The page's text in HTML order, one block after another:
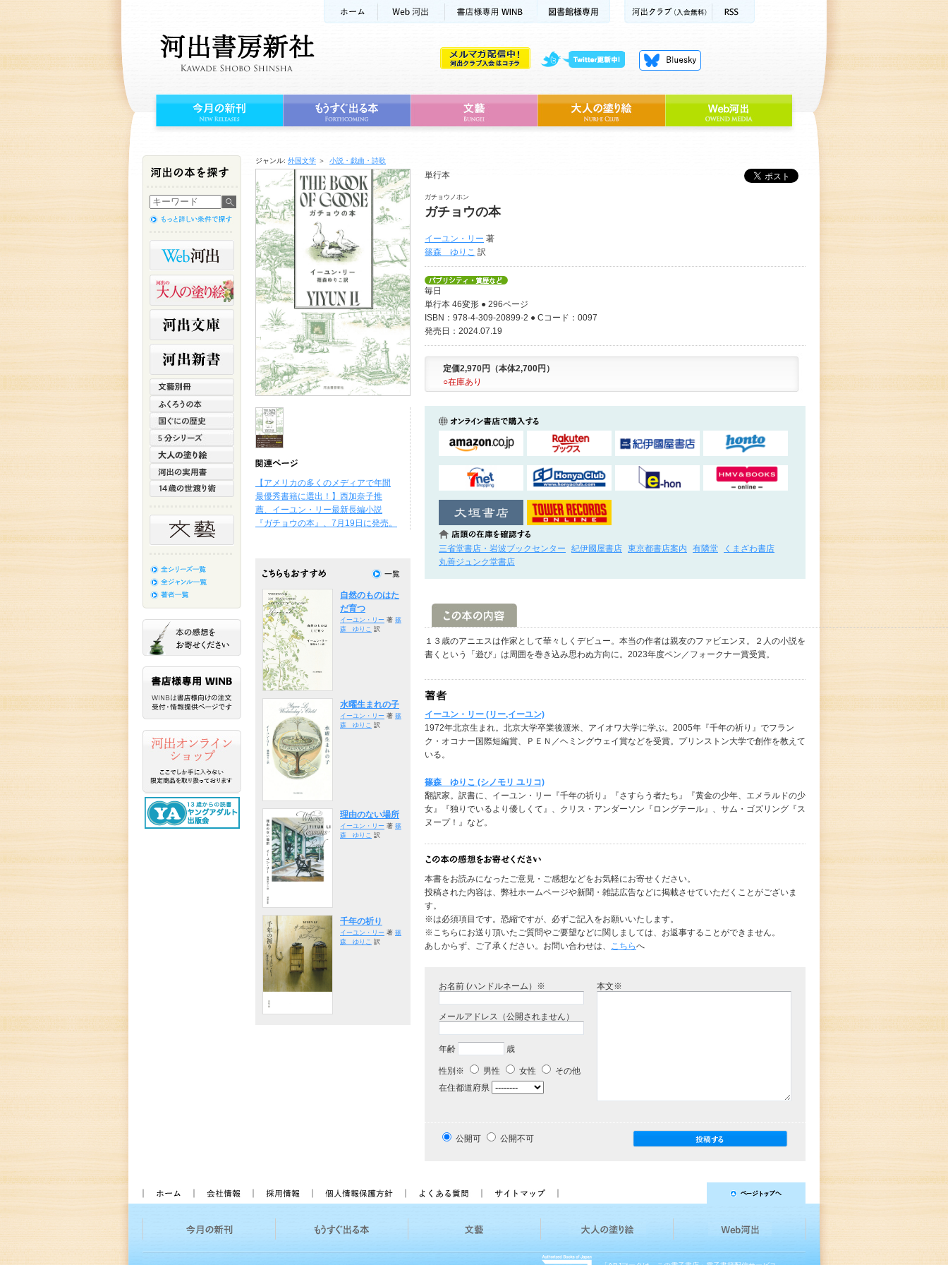
ジャンル: 外国文学 ＞ 小説・戯曲・詩歌
単行本
ガチョウノホン
ガチョウの本
イーユン・リー 著
篠森 ゆりこ 訳
毎日
単行本 46変形 ● 296ページ
ISBN：978-4-309-20899-2 ● Cコード：0097
発売日：2024.07.19
定価2,970円（本体2,700円）
○在庫あり
三省堂書店・岩波ブックセンター 紀伊國屋書店 東京都書店案内 有隣堂
くまざわ書店
丸善ジュンク堂書店
１３歳のアニエスは作家として華々しくデビュー。本当の作者は親友のファビエンヌ。２人の小説を
書くという「遊び」は周囲を巻き込み思わぬ方向に。2023年度ペン／フォークナー賞受賞。
イーユン・リー (リー,イーユン)
1972年北京生まれ。北京大学卒業後渡米、アイオワ大学に学ぶ。2005年『千年の祈り』でフラン
ク・オコナー国際短編賞、ＰＥＮ／ヘミングウェイ賞などを受賞。プリンストン大学で創作を教えて
いる。
篠森 ゆりこ (シノモリ ユリコ)
翻訳家。訳書に、イーユン・リー『千年の祈り』『さすらう者たち』『黄金の少年、エメラルドの少
女』『独りでいるより優しくて』、クリス・アンダーソン『ロングテール』、サム・ゴズリング『ス
ヌープ！』など。
本書をお読みになったご意見・ご感想などをお気軽にお寄せください。
投稿された内容は、弊社ホームページや新聞・雑誌広告などに掲載させていただくことがございま
す。
※は必須項目です。恐縮ですが、必ずご記入をお願いいたします。
※こちらにお送り頂いたご質問やご要望などに関しましては、お返事することができません。
あしからず、ご了承ください。お問い合わせは、 こちらへ
お名前 (ハンドルネーム）※
メールアドレス（公開されません）
年齢 歳
性別※ 男性 女性
その他
在住都道府県
本文※
公開可 公開不可
【アメリカの多くのメディアで年間
最優秀書籍に選出！】西加奈子推
薦、イーユン・リー最新長編小説
『ガチョウの本』、7月19日に発売。
自然のものはた
だ育つ
イーユン・リー 著 篠
森 ゆりこ 訳
水曜生まれの子
イーユン・リー 著 篠
森 ゆりこ 訳
理由のない場所
イーユン・リー 著 篠
森 ゆりこ 訳
千年の祈り
イーユン・リー 著 篠
森 ゆりこ 訳